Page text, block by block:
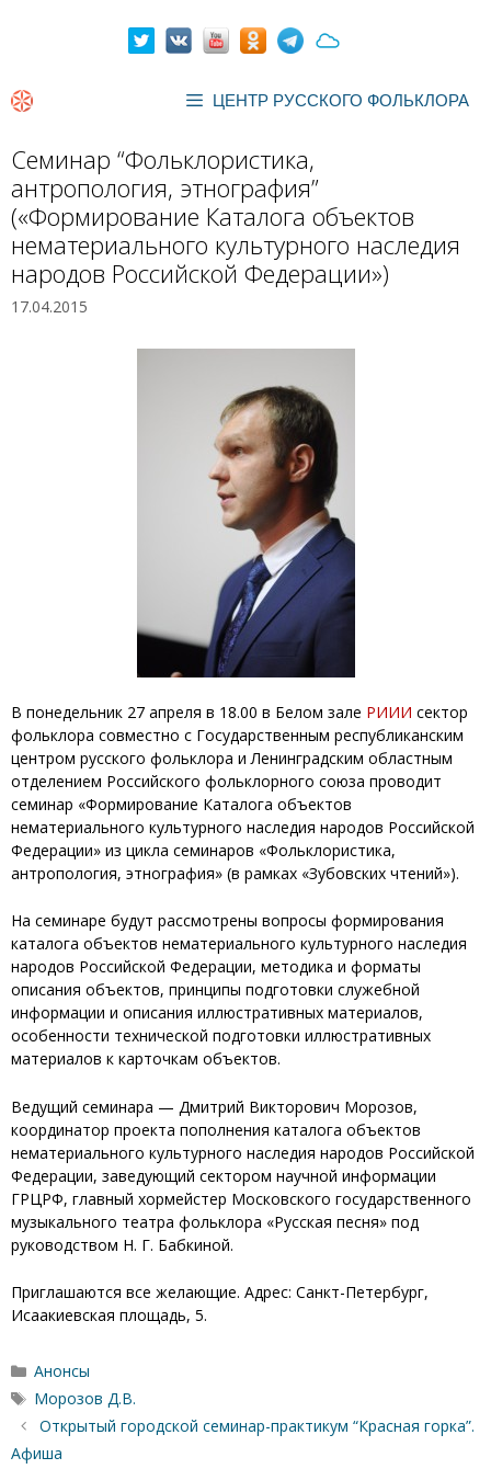
ЦЕНТР РУССКОГО ФОЛЬКЛОРА
Семинар “Фольклористика,
антропология, этнография”
(«Формирование Каталога объектов
нематериального культурного наследия
народов Российской Федерации»)
17.04.2015
В понедельник 27 апреля в 18.00 в Белом зале РИИИ сектор
фольклора совместно с Государственным республиканским
центром русского фольклора и Ленинградским областным
отделением Российского фольклорного союза проводит
семинар «Формирование Каталога объектов
нематериального культурного наследия народов Российской
Федерации» из цикла семинаров «Фольклористика,
антропология, этнография» (в рамках «Зубовских чтений»).
На семинаре будут рассмотрены вопросы формирования
каталога объектов нематериального культурного наследия
народов Российской Федерации, методика и форматы
описания объектов, принципы подготовки служебной
информации и описания иллюстративных материалов,
особенности технической подготовки иллюстративных
материалов к карточкам объектов.
Ведущий семинара — Дмитрий Викторович Морозов,
координатор проекта пополнения каталога объектов
нематериального культурного наследия народов Российской
Федерации, заведующий сектором научной информации
ГРЦРФ, главный хормейстер Московского государственного
музыкального театра фольклора «Русская песня» под
руководством Н. Г. Бабкиной.
Приглашаются все желающие. Адрес: Санкт-Петербург,
Исаакиевская площадь, 5.
Рубрики
Анонсы
Метки
Морозов Д.В.
Открытый городской семинар-практикум “Красная горка”.
Афиша